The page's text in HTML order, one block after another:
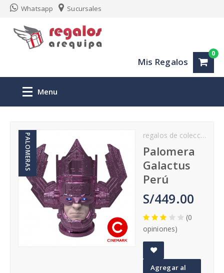
Whatsapp Sucursales
Mis Regalos
0
Menu
Regalos personalizados Arequipa
San Valentin
Aniversario
Cumpleaños
PALOMERAS regalos de coleccion
Palomera
Galactus
Perú
S/449.00
(0
opiniones)
Agregar al